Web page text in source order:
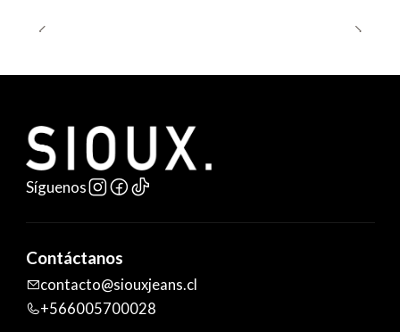
Síguenos
Contáctanos
contacto@siouxjeans.cl
+566005700028